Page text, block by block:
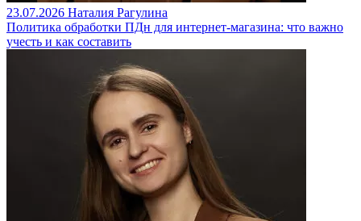
23.07.2026 Наталия Рагулина
Политика обработки ПДн для интернет-магазина: что важно
учесть и как составить